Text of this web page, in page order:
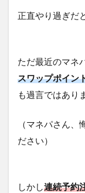
正直やり過ぎだ
ただ最近のマネ
スワップポイン
も過言ではあり
（マネパさん
ださい）
しかし連続予約